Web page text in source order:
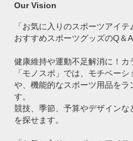
Our Vision
「お気に入りのスポーツアイテ
おすすめスポーツグッズのQ＆
健康維持や運動不足解消に！カ
「モノスポ」では、モチベー
や、機能的なスポーツ用品をラ
す。
競技、季節、予算やデザイン
を探せます。